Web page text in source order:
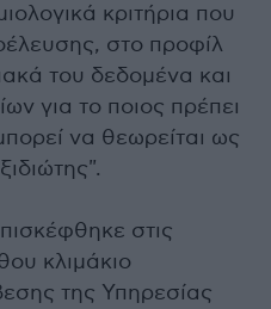
κριτήρια που
στο προφίλ
του δεδομένα και
για το ποιος πρέπει
να θεωρείται ως
στις
κλιμάκιο
της Υπηρεσίας